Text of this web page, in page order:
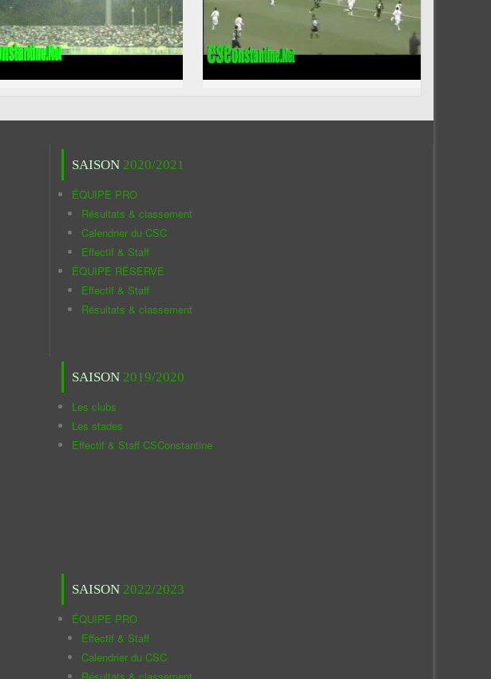
SAISON 2020/2021
ÉQUIPE PRO
Résultats & classement
Calendrier du CSC
Effectif & Staff
ÉQUIPE RÉSERVE
Effectif & Staff
Résultats & classement
SAISON 2019/2020
Les clubs
Les stades
Effectif & Staff CSConstantine
SAISON 2022/2023
ÉQUIPE PRO
Effectif & Staff
Calendrier du CSC